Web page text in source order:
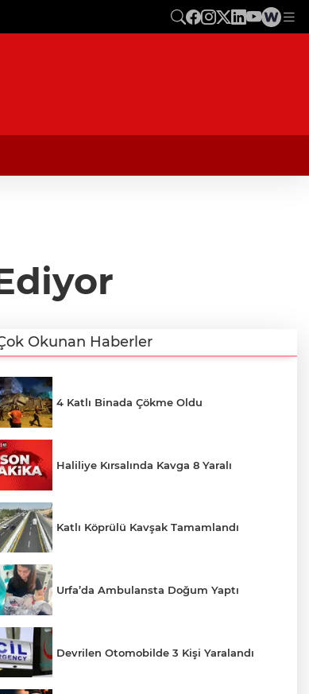
Okunan Haberler
4 Katlı Binada Çökme Oldu
Haliliye Kırsalında Kavga 8 Yaralı
Katlı Köprülü Kavşak Tamamlandı
Urfa’da Ambulansta Doğum Yaptı
Devrilen Otomobilde 3 Kişi Yaralandı